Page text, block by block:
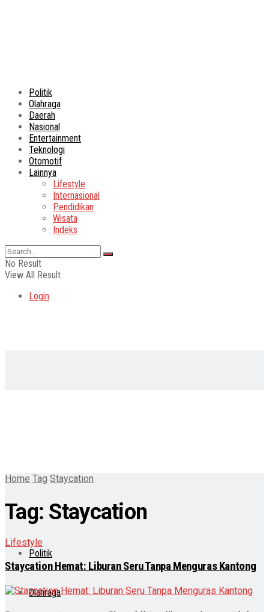
Politik
Olahraga
Daerah
Nasional
Entertainment
Teknologi
Otomotif
Lainnya
Lifestyle
Internasional
Pendidikan
Wisata
Indeks
No Result
View All Result
Login
Politik
Olahraga
Home Tag Staycation
Tag: Staycation
Lifestyle
Staycation Hemat: Liburan Seru Tanpa Menguras Kantong